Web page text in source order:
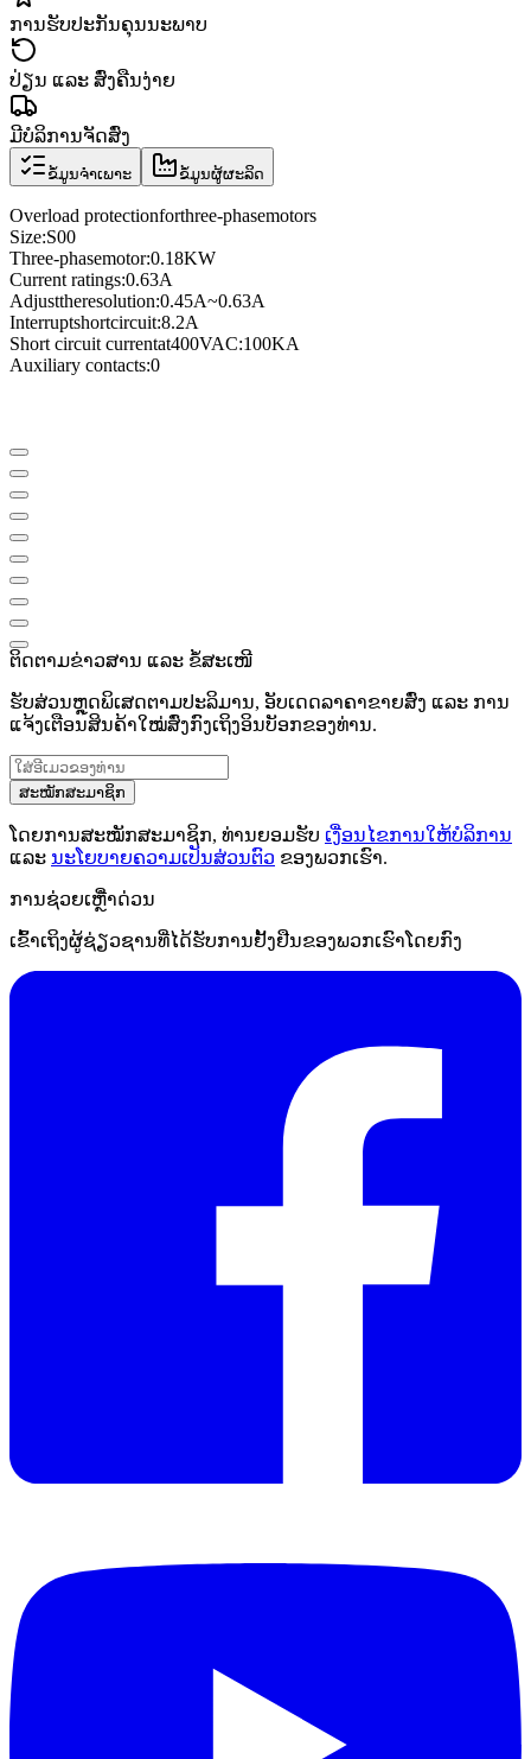
ການຮັບປະກັນຄຸນນະພາບ
ປ່ຽນ ແລະ ສົ່ງຄືນງ່າຍ
ມີບໍລິການຈັດສົ່ງ
ຂໍ້ມູນຈຳເພາະ ຂໍ້ມູນຜູ້ຜະລິດ
Overload protectionforthree-phasemotors
Size:S00
Three-phasemotor:0.18KW
Current ratings:0.63A
Adjusttheresolution:0.45A~0.63A
Interruptshortcircuit:8.2A
Short circuit currentat400VAC:100KA
Auxiliary contacts:0
ຕິດຕາມຂ່າວສານ ແລະ ຂໍ້ສະເໜີ
ຮັບສ່ວນຫຼຸດພິເສດຕາມປະລິມານ, ອັບເດດລາຄາຂາຍສົ່ງ ແລະ ການ
ແຈ້ງເຕືອນສິນຄ້າໃໝ່ສົ່ງກົງເຖິງອິນບັອກຂອງທ່ານ.
ສະໝັກສະມາຊິກ
ໂດຍການສະໝັກສະມາຊິກ, ທ່ານຍອມຮັບ ເງື່ອນໄຂການໃຫ້ບໍລິການ
ແລະ ນະໂຍບາຍຄວາມເປັນສ່ວນຕົວ ຂອງພວກເຮົາ.
ການຊ່ວຍເຫຼືໍາດ່ວນ
ເຂົ້າເຖິງຜູ້ຊ່ຽວຊານທີ່ໄດ້ຮັບການຢັ້ງຢືນຂອງພວກເຮົາໂດຍກົງ